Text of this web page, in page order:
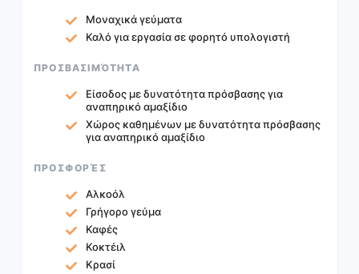
Μοναχικά γεύματα
Καλό για εργασία σε φορητό υπολογιστή
ΠΡΟΣΒΑΣΙΜΌΤΗΤΑ
Είσοδος με δυνατότητα πρόσβασης για
αναπηρικό αμαξίδιο
Χώρος καθημένων με δυνατότητα πρόσβασης
για αναπηρικό αμαξίδιο
ΠΡΟΣΦΟΡΈΣ
Αλκοόλ
Γρήγορο γεύμα
Καφές
Κοκτέιλ
Κρασί